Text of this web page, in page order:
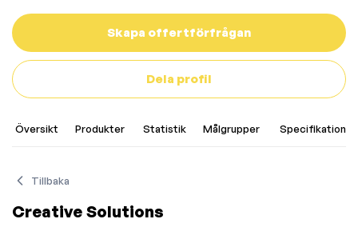
Skapa offertförfrågan
Dela profil
Översikt Produkter Statistik Målgrupper Specifikationer
Tillbaka
Creative Solutions